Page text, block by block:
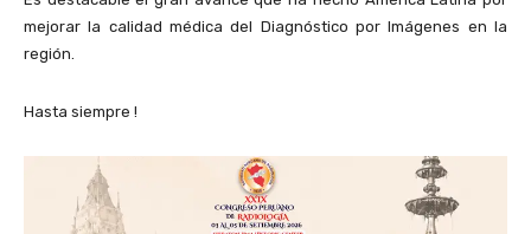
mejorar la calidad médica del Diagnóstico por Imágenes en la
región.
Hasta siempre !